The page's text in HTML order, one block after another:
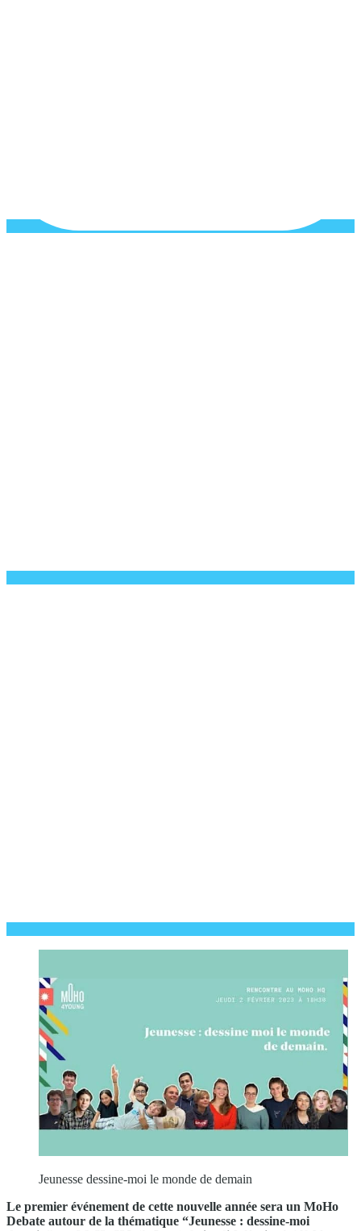
Jeunesse dessine-moi le monde de demain
Le premier événement de cette nouvelle année sera un MoHo
Debate autour de la thématique “Jeunesse : dessine-moi